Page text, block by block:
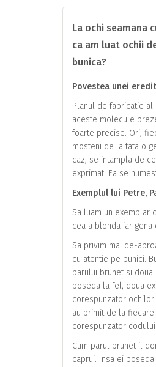
La ochi seamana
ca am luat ochii
bunica?
Povestea unei
Planul de fabricatie
aceste molecule
foarte precise. Ori,
mosteni de la tata o
caz, se intampla de
exprimat. Ea se
Exemplul lui Petre,
Sa luam un exemplar
cea a blonda iar
Sa privim mai de-
cu atentie pe bunici.
parului brunet si
poseda la fel, doua
corespunzator
au primit de la
corespunzator
Cum parul brunet il
caprui. Insa ei